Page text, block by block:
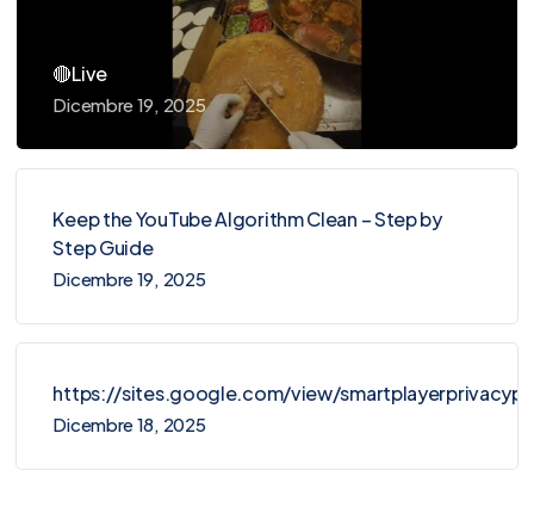
🔴Live
Dicembre 19, 2025
Keep the YouTube Algorithm Clean – Step by
Step Guide
Dicembre 19, 2025
https://sites.google.com/view/
Dicembre 18, 2025